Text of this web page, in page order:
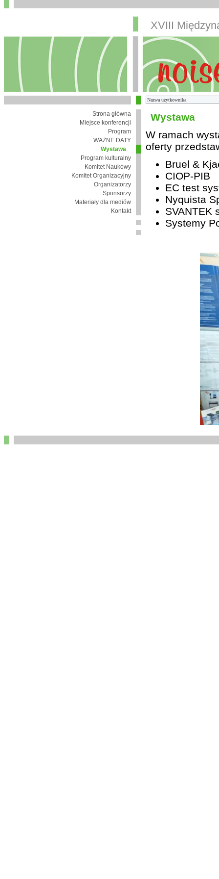
XVIII
Strona główna
Miejsce konferencji
Program
WAŻNE DATY
Wystawa
Program kulturalny
Komitet Naukowy
Komitet Organizacyjny
Organizatorzy
Sponsorzy
Materiały dla mediów
Kontakt
Wystawa
W ramach
oferty
Bruel &
CIOP-PIB
EC test
Nyquista
SVANTEK
Systemy